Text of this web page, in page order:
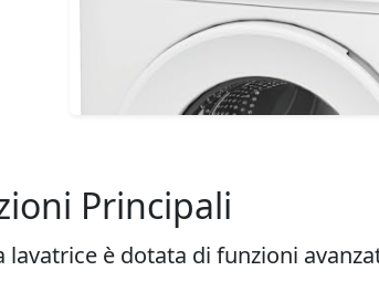
Principali
lavatrice è dotata di funzioni